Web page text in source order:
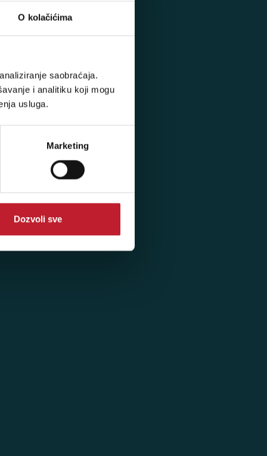
O kolačićima
saobraćaja.
i analitiku koji mogu
usluga.
Marketing
Dozvoli sve